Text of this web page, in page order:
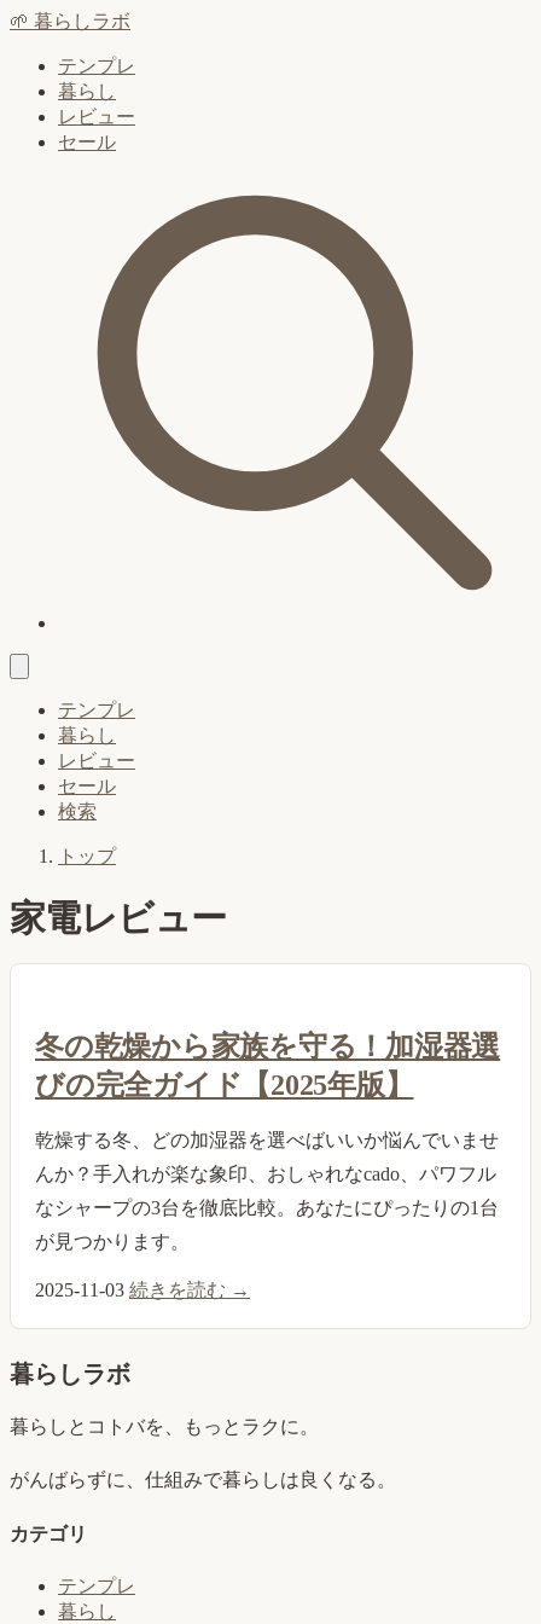
🌱 暮らしラボ
テンプレ
暮らし
レビュー
セール
テンプレ
暮らし
レビュー
セール
検索
トップ
家電レビュー
冬の乾燥から家族を守る！加湿器選
びの完全ガイド【2025年版】
乾燥する冬、どの加湿器を選べばいいか悩んでいませ
んか？手入れが楽な象印、おしゃれなcado、パワフル
なシャープの3台を徹底比較。あなたにぴったりの1台
が見つかります。
2025-11-03 続きを読む →
暮らしラボ
暮らしとコトバを、もっとラクに。
がんばらずに、仕組みで暮らしは良くなる。
カテゴリ
テンプレ
暮らし